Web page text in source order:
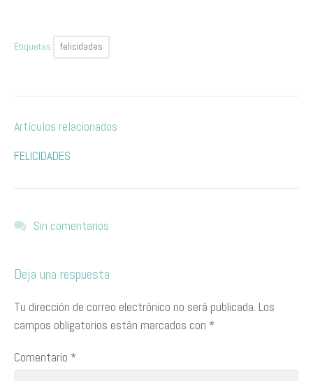
Etiquetas: felicidades
Artículos relacionados
FELICIDADES
Sin comentarios
Deja una respuesta
Tu dirección de correo electrónico no será publicada. Los
campos obligatorios están marcados con *
Comentario *